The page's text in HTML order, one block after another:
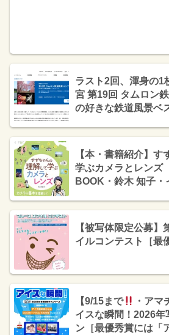
ラスト2回、渾身の1
宮 第19回 タムロン
の好きな鉄道風景ベ
【本・書籍紹介】す
学ぶカメラとレンズ
BOOK・鈴木 知子・
【被写体限定公募】
イルコンテスト［最
【9/15まで
・アマ
イスな瞬間！2026
ン［最優秀賞には「